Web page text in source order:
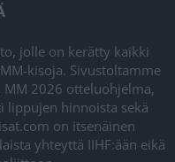
jolle on kerätty kaikki
kisoja. Sivustoltamme
2026 otteluohjelma,
lippujen hinnoista sekä
on itsenäinen
yhteyttä IIHF:ään eikä